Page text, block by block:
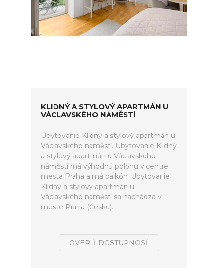
KLIDNÝ A STYLOVÝ APARTMÁN U
VÁCLAVSKÉHO NÁMĚSTÍ
Ubytovanie Klidný a stylový apartmán u
Václavského náměstí. Ubytovanie Klidný
a stylový apartmán u Václavského
náměstí má výhodnú polohu v centre
mesta Praha a má balkón. Ubytovanie
Klidný a stylový apartmán u
Václavského náměstí sa nachádza v
meste Praha (Česko).
OVERIŤ DOSTUPNOSŤ